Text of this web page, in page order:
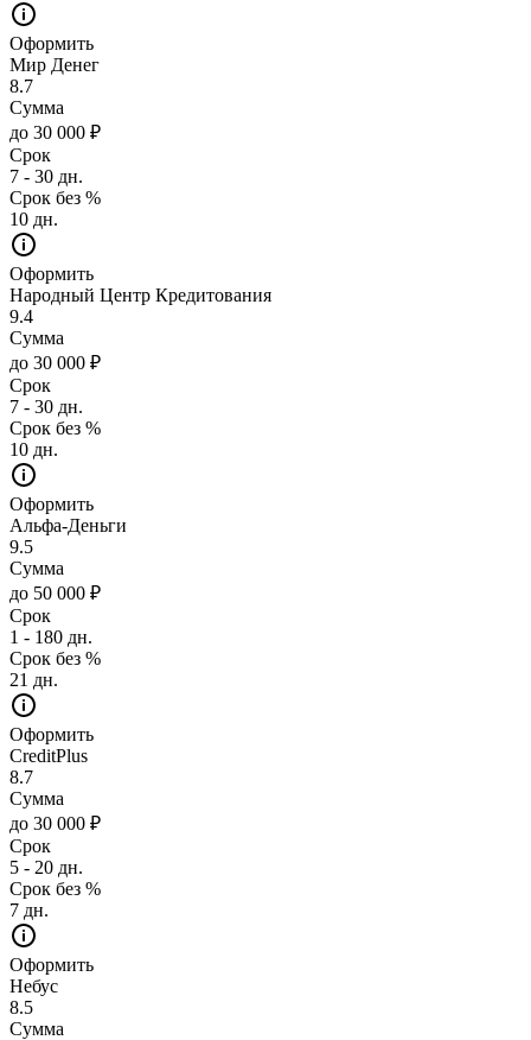
Оформить
Мир Денег
8.7
Сумма
до 30 000 ₽
Срок
7 - 30 дн.
Срок без %
10 дн.
Оформить
Народный Центр Кредитования
9.4
Сумма
до 30 000 ₽
Срок
7 - 30 дн.
Срок без %
10 дн.
Оформить
Альфа-Деньги
9.5
Сумма
до 50 000 ₽
Срок
1 - 180 дн.
Срок без %
21 дн.
Оформить
CreditPlus
8.7
Сумма
до 30 000 ₽
Срок
5 - 20 дн.
Срок без %
7 дн.
Оформить
Небус
8.5
Сумма